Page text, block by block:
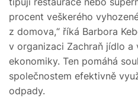
procent veškerého
z domova,“ říká Barbora
v organizaci Zachraň jídlo a
ekonomiky. Ten pomáhá
společnostem efektivně
odpady.